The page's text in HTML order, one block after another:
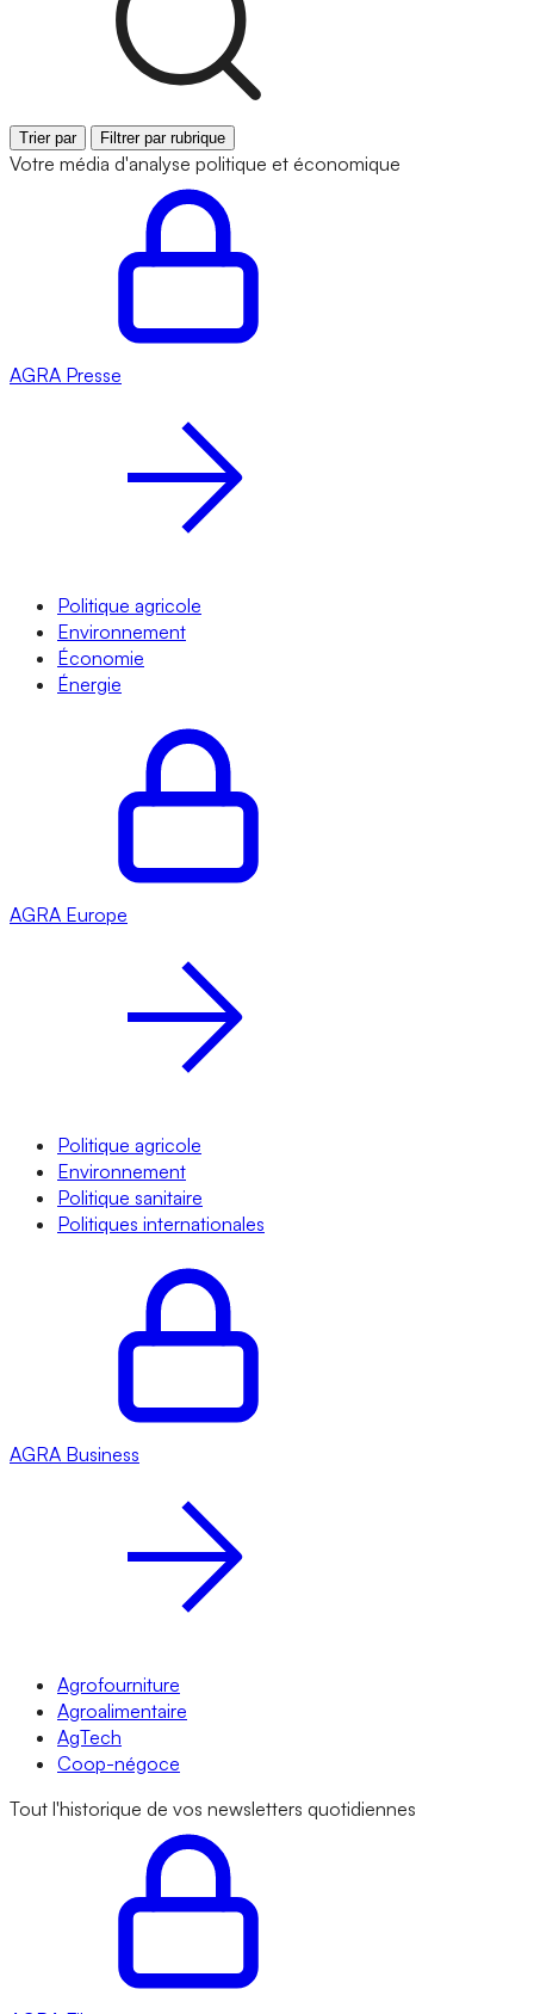
Trier par Filtrer par rubrique
Votre média d'analyse politique et économique
AGRA Presse
Politique agricole
Environnement
Économie
Énergie
AGRA Europe
Politique agricole
Environnement
Politique sanitaire
Politiques internationales
AGRA Business
Agrofourniture
Agroalimentaire
AgTech
Coop-négoce
Tout l'historique de vos newsletters quotidiennes